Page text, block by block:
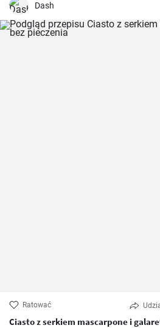
Dash
Ratować
Ciasto z serkiem mascarpone i